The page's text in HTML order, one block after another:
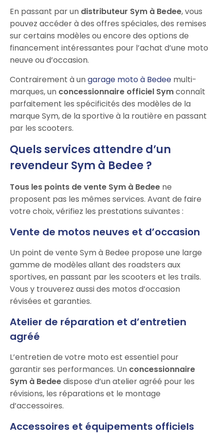
En passant par un distributeur Sym à Bedee, vous
pouvez accéder à des offres spéciales, des remises
sur certains modèles ou encore des options de
financement intéressantes pour l’achat d’une moto
neuve ou d’occasion.
Contrairement à ungarage moto à Bedee multi-
marques, un concessionnaire officiel Symconnaît
parfaitement les spécificités des modèles de la
marque Sym, de la sportive à la routière en passant
par les scooters.
Quels services attendre d’un
revendeur Sym à Bedee ?
Tous les points de vente Sym à Bedee ne
proposent pas les mêmes services. Avant de faire
votre choix, vérifiez les prestations suivantes :
Vente de motos neuves et d’occasion
Un point de vente Sym à Bedee propose une large
gamme de modèles allant des roadsters aux
sportives, en passant par les scooters et les trails.
Vous y trouverez aussi des motos d’occasion
révisées et garanties.
Atelier de réparation et d’entretien
agréé
L’entretien de votre moto est essentiel pour
garantir ses performances. Un concessionnaire
Sym à Bedeedispose d’un atelier agréé pour les
révisions, les réparations et le montage
d’accessoires.
Accessoires et équipements officiels